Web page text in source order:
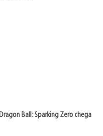
Ball: Sparking Zero chega